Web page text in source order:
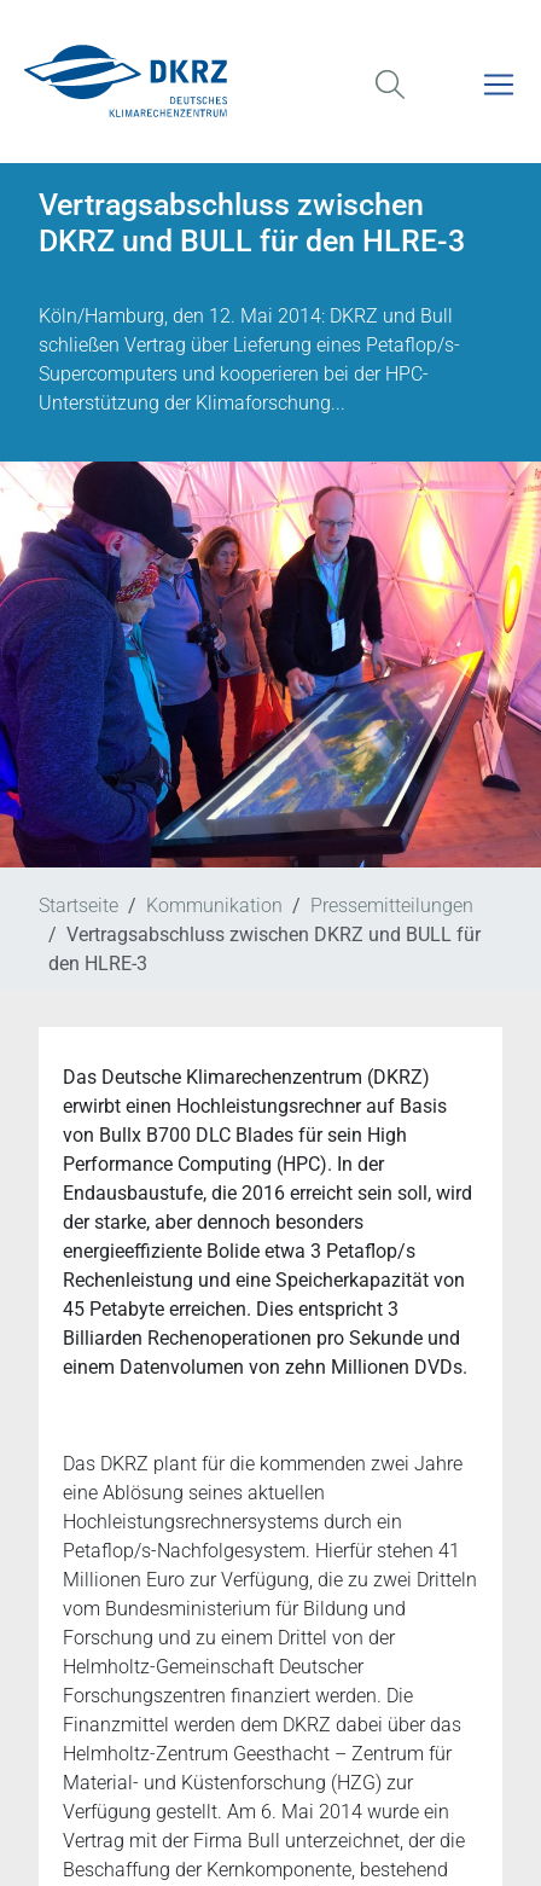
Vertragsabschluss zwischen
DKRZ und BULL für den HLRE-3
Köln/Hamburg, den 12. Mai 2014: DKRZ und Bull
schließen Vertrag über Lieferung eines Petaflop/s-
Supercomputers und kooperieren bei der HPC-
Unterstützung der Klimaforschung...
Startseite Kommunikation
Pressemitteilungen
Vertragsabschluss zwischen DKRZ und BULL für
den HLRE-3
Das Deutsche Klimarechenzentrum (DKRZ)
erwirbt einen Hochleistungsrechner auf Basis
von Bullx B700 DLC Blades für sein High
Performance Computing (HPC). In der
Endausbaustufe, die 2016 erreicht sein soll, wird
der starke, aber dennoch besonders
energieeffiziente Bolide etwa 3 Petaflop/s
Rechenleistung und eine Speicherkapazität von
45 Petabyte erreichen. Dies entspricht 3
Billiarden Rechenoperationen pro Sekunde und
einem Datenvolumen von zehn Millionen DVDs.
Das DKRZ plant für die kommenden zwei Jahre
eine Ablösung seines aktuellen
Hochleistungsrechnersystems durch ein
Petaflop/s-Nachfolgesystem. Hierfür stehen 41
Millionen Euro zur Verfügung, die zu zwei Dritteln
vom Bundesministerium für Bildung und
Forschung und zu einem Drittel von der
Helmholtz-Gemeinschaft Deutscher
Forschungszentren finanziert werden. Die
Finanzmittel werden dem DKRZ dabei über das
Helmholtz-Zentrum Geesthacht – Zentrum für
Material- und Küstenforschung (HZG) zur
Verfügung gestellt. Am 6. Mai 2014 wurde ein
Vertrag mit der Firma Bull unterzeichnet, der die
Beschaffung der Kernkomponente, bestehend